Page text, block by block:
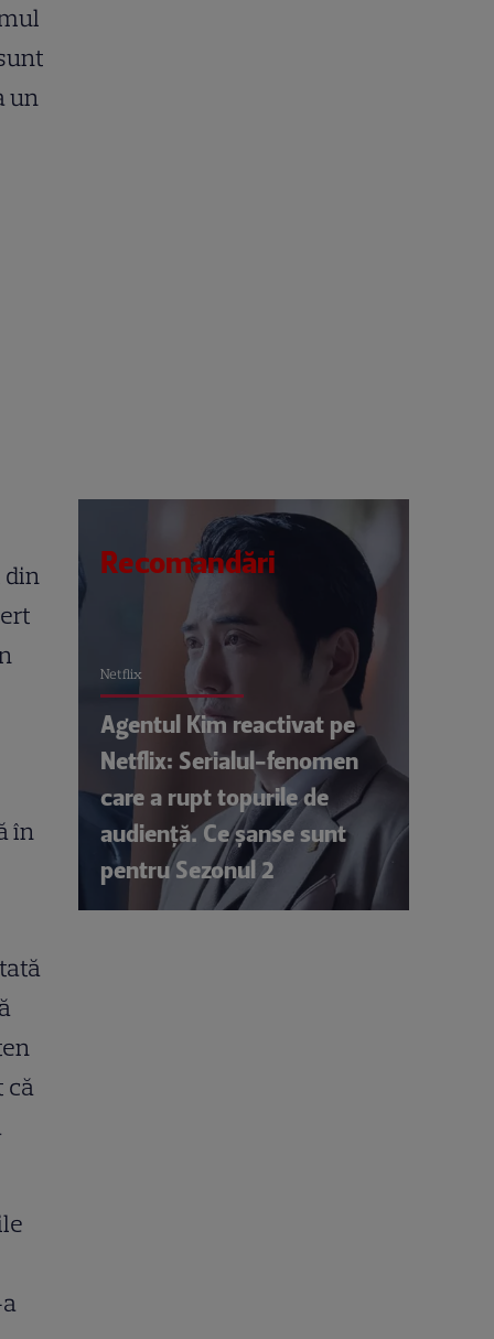
un
din
în
că
Recomandări
Netflix
Agentul Kim reactivat pe
Netflix: Serialul-fenomen
care a rupt topurile de
audiență. Ce șanse sunt
pentru Sezonul 2